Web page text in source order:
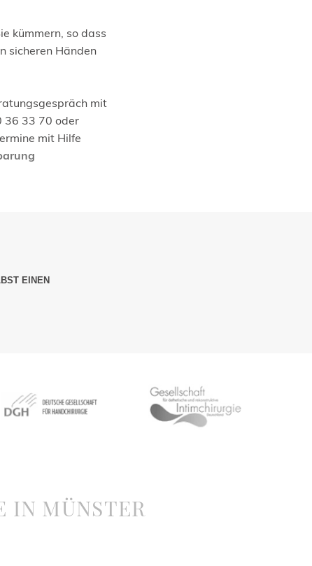
kümmern, so dass
sicheren Händen
mit
36 33 70 oder
mit Hilfe
EINEN
IN MÜNSTER